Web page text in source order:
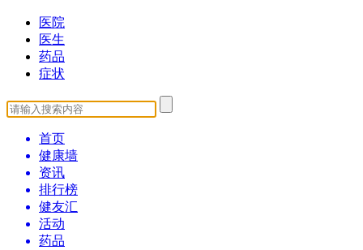
医院
医生
药品
症状
首页
健康墙
资讯
排行榜
健友汇
活动
药品